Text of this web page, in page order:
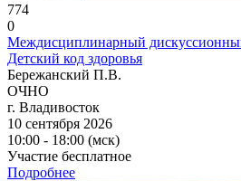
774
0
Междисциплинарный
Детский код здоровья
Бережанский П.В.
ОЧНО
г. Владивосток
10 сентября 2026
10:00 - 18:00 (мск)
Участие бесплатное
Подробнее